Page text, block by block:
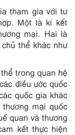
tham gia với tư
Một là kí kết
mại. Hai là
thể khác như
trong quan hệ
điều ước quốc
quốc gia khác
mại quốc
quan và thương
kết thực hiện